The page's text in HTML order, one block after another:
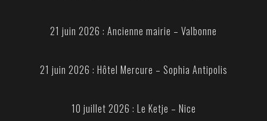
21 juin 2026 : Ancienne mairie – Valbonne
21 juin 2026 : Hôtel Mercure – Sophia Antipolis
10 juillet 2026 : Le Ketje – Nice